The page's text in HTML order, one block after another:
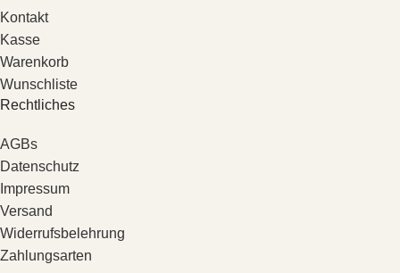
Kontakt
Kasse
Warenkorb
Wunschliste
Rechtliches
AGBs
Datenschutz
Impressum
Versand
Widerrufsbelehrung
Zahlungsarten